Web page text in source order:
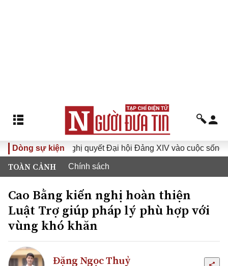
Dòng sự kiện
Đưa Nghị quyết Đại hội Đảng XIV vào cuộc sống
TOÀN CẢNH Chính sách
Cao Bằng kiến nghị hoàn thiện
Luật Trợ giúp pháp lý phù hợp với
vùng khó khăn
Đặng Ngọc Thuỷ